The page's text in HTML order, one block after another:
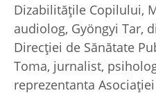
Dizabilitățile Copilului,
audiolog, Gyöngyi Tar,
Direcției de Sănătate
Toma, jurnalist,
reprezentanta